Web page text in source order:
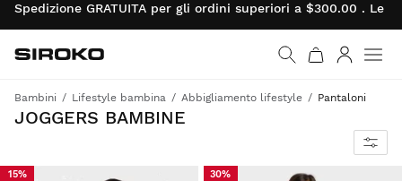
Spedizione GRATUITA per gli ordini superiori a $300.00 .
Vai alla home page
Siroko.com
Bambini Lifestyle bambina Abbigliamento lifestyle Pantaloni
JOGGERS BAMBINE
15% 30%